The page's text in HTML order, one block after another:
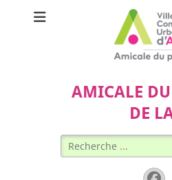
AMICALE
DE
Rechercher :